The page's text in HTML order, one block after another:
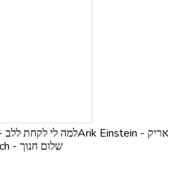
Lama Li Lakachat Lalev - למה לי לקחת ללבArik Einstein - אריק
איינשטיין & Shalom Hanoch - שלום חנוך